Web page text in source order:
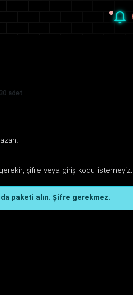
adet
şifre veya giriş kodu istemeyiz.
paketi alın. Şifre gerekmez.